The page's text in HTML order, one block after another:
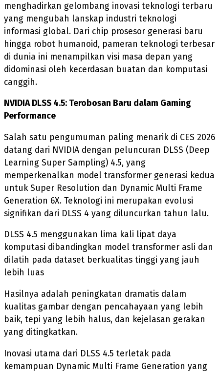
menghadirkan gelombang inovasi teknologi terbaru
yang mengubah lanskap industri teknologi
informasi global. Dari chip prosesor generasi baru
hingga robot humanoid, pameran teknologi terbesar
di dunia ini menampilkan visi masa depan yang
didominasi oleh kecerdasan buatan dan komputasi
canggih.
NVIDIA DLSS 4.5: Terobosan Baru dalam Gaming
Performance
Salah satu pengumuman paling menarik di CES 2026
datang dari NVIDIA dengan peluncuran DLSS (Deep
Learning Super Sampling) 4.5, yang
memperkenalkan model transformer generasi kedua
untuk Super Resolution dan Dynamic Multi Frame
Generation 6X. Teknologi ini merupakan evolusi
signifikan dari DLSS 4 yang diluncurkan tahun lalu.
DLSS 4.5 menggunakan lima kali lipat daya
komputasi dibandingkan model transformer asli dan
dilatih pada dataset berkualitas tinggi yang jauh
lebih luas
Hasilnya adalah peningkatan dramatis dalam
kualitas gambar dengan pencahayaan yang lebih
baik, tepi yang lebih halus, dan kejelasan gerakan
yang ditingkatkan.
Inovasi utama dari DLSS 4.5 terletak pada
kemampuan Dynamic Multi Frame Generation yang